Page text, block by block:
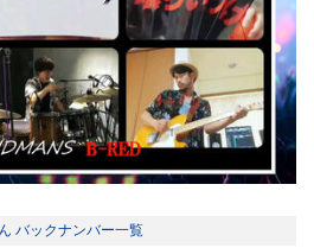
バックナンバー一覧